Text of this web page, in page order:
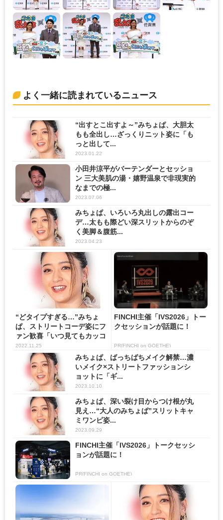
よく一緒に読まれているニュース
“出すとこ出すよ～”みちょぱ、大胆太
もも全出し…ざっくりニット姿に「も
っと出して...
2023.01.22
小田井涼平がバーテンダーとセッショ
ン 三大美肌の湯・嬉野温泉で非現実的
なまでの極...
2023.07.06
みちょぱ、いろいろ丸出しの露出コー
デ…太もも際どい深スリットからのぞ
く美脚＆腹筋...
2023.04.23
“どタイプすぎる…”みちょ
ぱ、ストリートコーデ姿にフ
ァン歓喜「いつ見てもカッコ
い...
2022.11.25
FINCHI主催「IVS2026」トー
クセッションが話題に！
PR(FINCHI on GOETHE)
みちょぱ、ばっちばちメイク解禁…濃
いメイク×ストリートファッションシ
ョットに「ギ...
2023.10.10
みちょぱ、深い裂け目からつけ根が丸
見え…“大人のみちょぱ”スリットキャ
ミワンピ姿...
2023.09.29
FINCHI主催「IVS2026」トークセッシ
ョンが話題に！
PR(FINCHI on GOETHE)